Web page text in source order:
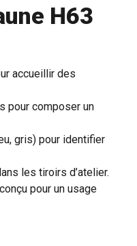
H63
accueillir des
pour composer un
gris) pour identifier
les tiroirs d’atelier.
pour un usage